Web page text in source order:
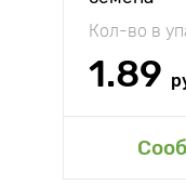
Кол-во в
1.89